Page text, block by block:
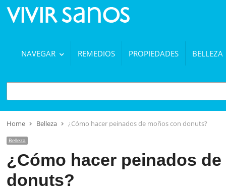
NAVEGAR REMEDIOS PROPIEDADES BELLEZA
BUSCAR
Home Belleza ¿Cómo hacer peinados de moños con donuts?
Belleza
¿Cómo hacer peinados
donuts?